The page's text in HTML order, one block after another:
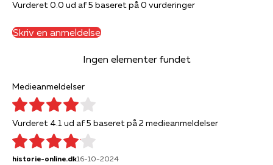
Vurderet 0.0 ud af 5 baseret på 0 vurderinger
Skriv en anmeldelse
Ingen elementer fundet
Medieanmeldelser
Vurderet 4.1 ud af 5 baseret på 2 medieanmeldelser
historie-online.dk16-10-2024